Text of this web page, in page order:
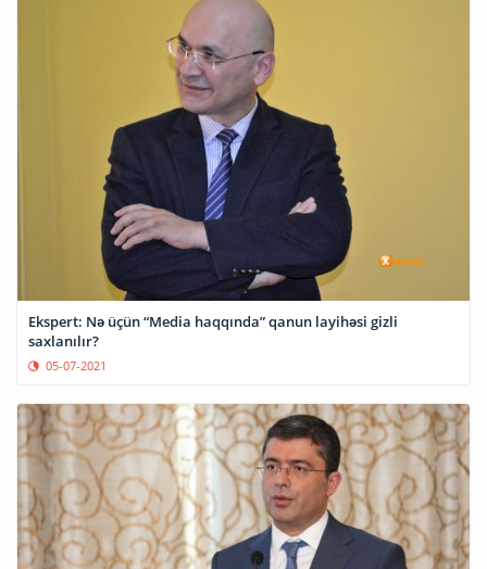
Ekspert: Nə üçün “Media haqqında” qanun layihəsi gizli
saxlanılır?
05-07-2021